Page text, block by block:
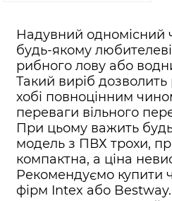
Надувний одномісний
будь-якому
рибного лову або
Такий виріб дозволить
хобі повноцінним
переваги вільного
При цьому важить
модель з ПВХ трохи,
компактна, а ціна
Рекомендуємо купити
фірм Intex або Bestway.